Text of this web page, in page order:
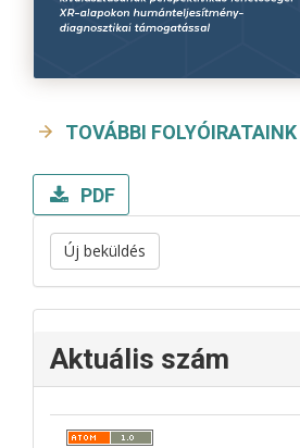
TOVÁBBI FOLYÓIRATAINK
PDF
Új beküldés
Aktuális szám